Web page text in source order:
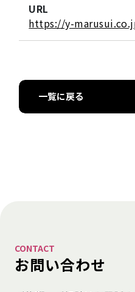
URL
https://y-
一覧に戻る
CONTACT
お問い合わせ